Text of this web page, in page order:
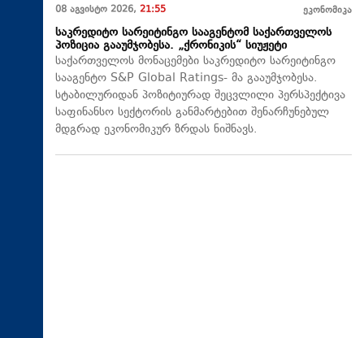
08 აგვისტო 2026, 21:55 ეკონომიკა
საკრედიტო სარეიტინგო სააგენტომ საქართველოს
პოზიცია გააუმჯობესა. „ქრონიკის“ სიუჟეტი
საქართველოს მონაცემები საკრედიტო სარეიტინგო
სააგენტო S&P Global Ratings- მა გააუმჯობესა.
სტაბილურიდან პოზიტიურად შეცვლილი პერსპექტივა
საფინანსო სექტორის განმარტებით შენარჩუნებულ
მდგრად ეკონომიკურ ზრდას ნიშნავს.